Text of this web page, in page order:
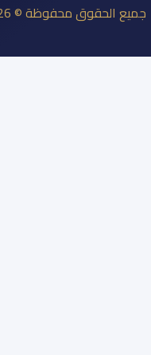
جميع الحقوق محفوظة © 2026 نادي الباطن السعودي